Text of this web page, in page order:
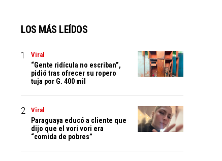
LOS MÁS LEÍDOS
Viral
“Gente ridícula no escriban”,
pidió tras ofrecer su ropero
tuja por G. 400 mil
Viral
Paraguaya educó a cliente que
dijo que el vori vori era
“comida de pobres”